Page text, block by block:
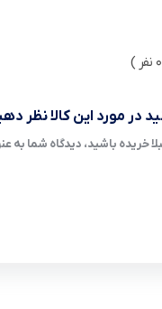
در مورد این کالا نظر
خریده باشید، دیدگاه شما به